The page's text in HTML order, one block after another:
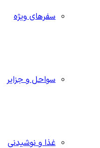
سفرهای ویژه
سواحل و جزایر
غذا و نوشیدنی